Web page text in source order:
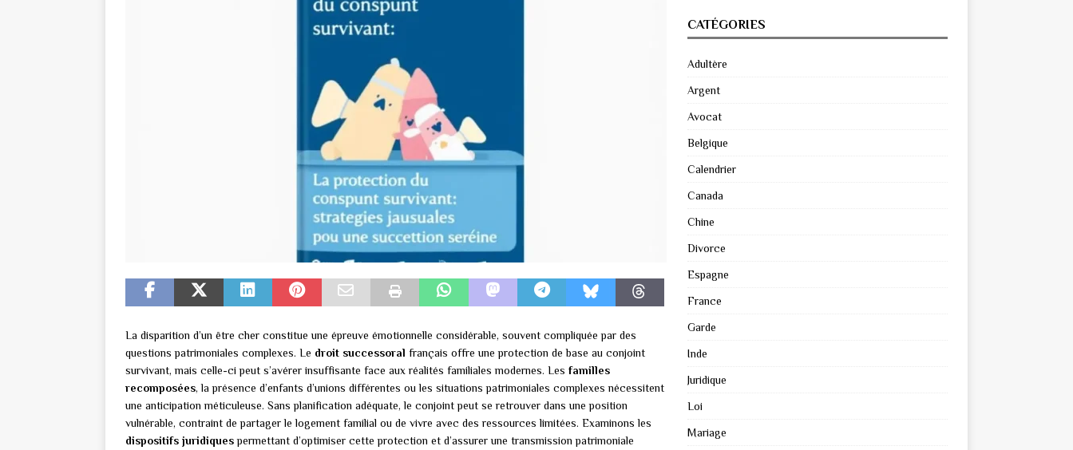
La disparition d’un être cher constitue une épreuve émotionnelle considérable, souvent compliquée par des
questions patrimoniales complexes. Le droit successoral français offre une protection de base au conjoint
survivant, mais celle-ci peut s’avérer insuffisante face aux réalités familiales modernes. Les familles
recomposées, la présence d’enfants d’unions différentes ou les situations patrimoniales complexes nécessitent
une anticipation méticuleuse. Sans planification adéquate, le conjoint peut se retrouver dans une position
vulnérable, contraint de partager le logement familial ou de vivre avec des ressources limitées. Examinons les
dispositifs juridiquespermettant d’optimiser cette protection et d’assurer une transmission patrimoniale
CATÉGORIES
Adultère
Argent
Avocat
Belgique
Calendrier
Canada
Chine
Divorce
Espagne
France
Garde
Inde
Juridique
Loi
Mariage